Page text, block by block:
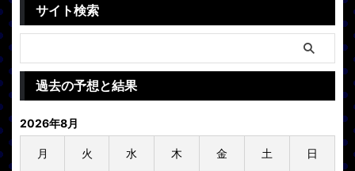
サイト検索
過去の予想と結果
2026年8月
月 火 水 木 金 土 日